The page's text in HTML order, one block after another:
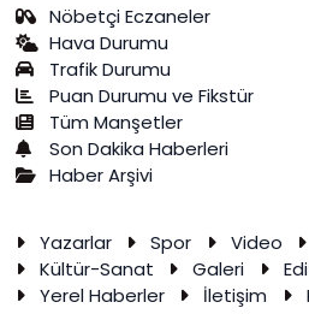
Nöbetçi Eczaneler
Hava Durumu
Trafik Durumu
Puan Durumu ve Fikstür
Tüm Manşetler
Son Dakika Haberleri
Haber Arşivi
Yazarlar Spor Video
Kültür-Sanat
Galeri
Yerel Haberler
İletişim